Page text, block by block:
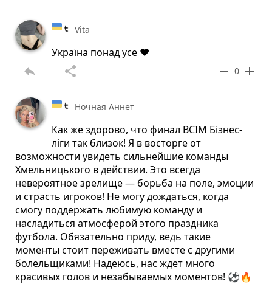
Vita
Україна понад усе ❤️
reply share remove 0 add
Ночная Аннет
Как же здорово, что финал ВСІМ Бізнес-
ліги так близок! Я в восторге от
возможности увидеть сильнейшие команды
Хмельницького в действии. Это всегда
невероятное зрелище — борьба на поле, эмоции
и страсть игроков! Не могу дождаться, когда
смогу поддержать любимую команду и
насладиться атмосферой этого праздника
футбола. Обязательно приду, ведь такие
моменты стоит переживать вместе с другими
болельщиками! Надеюсь, нас ждет много
красивых голов и незабываемых моментов! ⚽🔥